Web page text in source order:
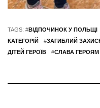
TAGS: #ВІДПОЧИНОК У ПОЛЬЩІ
КАТЕГОРІЙ
#ЗАГИБЛИЙ
ДІТЕЙ ГЕРОЇВ
#СЛАВА ГЕРОЯМ